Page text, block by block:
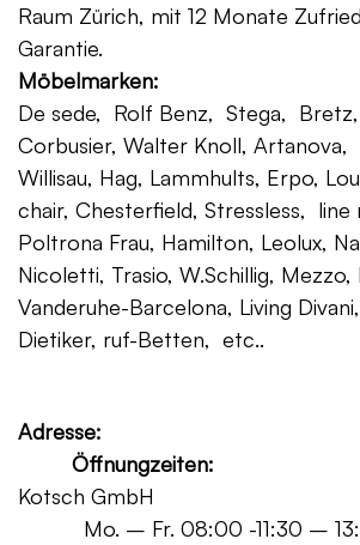
Raum Zürich, mit 12 Monate
Garantie.
Möbelmarken:
De sede, Rolf Benz, Stega, Bretz,
Corbusier, Walter Knoll, Artanova,
Willisau, Hag, Lammhults, Erpo,
chair, Chesterfield, Stressless, line
Poltrona Frau, Hamilton, Leolux,
Nicoletti, Trasio, W.Schillig, Mezzo,
Vanderuhe-Barcelona, Living
Dietiker, ruf-Betten, etc..
Adresse:
Öffnungzeiten:
Kotsch
Mo. – Fr. 08:00 -11:30 –